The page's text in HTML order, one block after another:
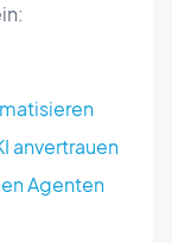
anvertrauen
Agenten